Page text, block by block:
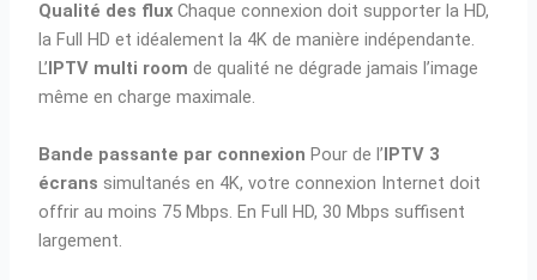
Qualité des flux Chaque connexion doit supporter la HD,
la Full HD et idéalement la 4K de manière indépendante.
L’IPTV multi room de qualité ne dégrade jamais l’image
même en charge maximale.
Bande passante par connexion Pour de l’IPTV 3
écrans simultanés en 4K, votre connexion Internet doit
offrir au moins 75 Mbps. En Full HD, 30 Mbps suffisent
largement.